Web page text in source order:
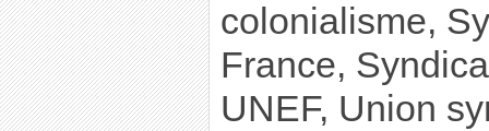
colonialisme,
France,
UNEF, Union